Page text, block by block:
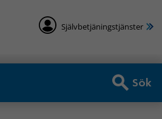
Självbetjäningstjänster
Sök